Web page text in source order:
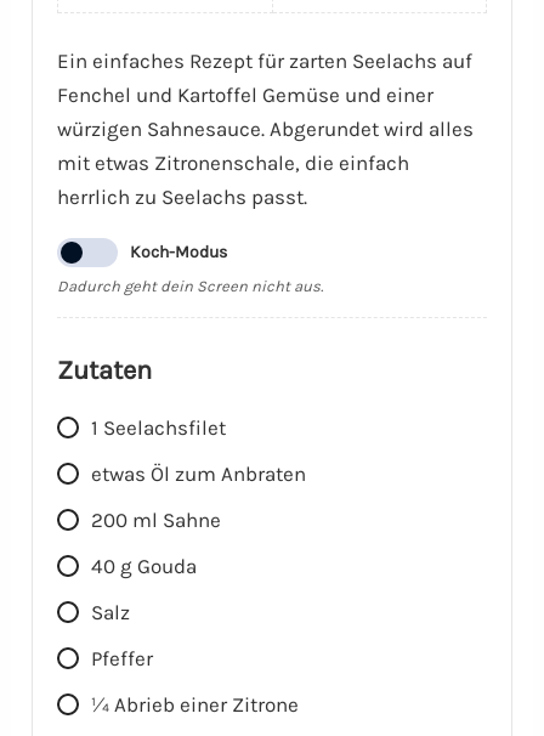
Ein einfaches Rezept für zarten Seelachs auf
Fenchel und Kartoffel Gemüse und einer
würzigen Sahnesauce. Abgerundet wird alles
mit etwas Zitronenschale, die einfach
herrlich zu Seelachs passt.
Koch-Modus
Dadurch geht dein Screen nicht aus.
Zutaten
1 Seelachsfilet
etwas Öl zum Anbraten
200 ml Sahne
40 g Gouda
Salz
Pfeffer
1⁄4 Abrieb einer Zitrone